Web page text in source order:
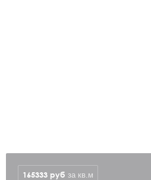
165333 руб за кв.м